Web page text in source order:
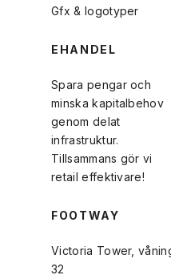
Gfx & logotyper
EHANDEL
Spara pengar och
minska kapitalbehov
genom delat
infrastruktur.
Tillsammans gör vi
retail effektivare!
FOOTWAY
Victoria Tower,
32